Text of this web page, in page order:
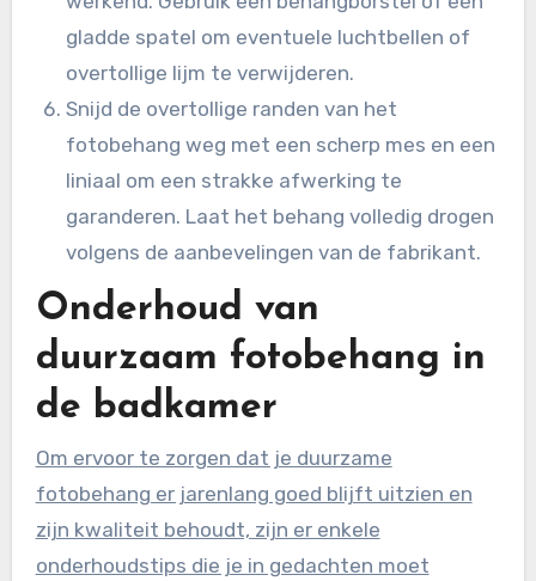
gladde spatel om eventuele luchtbellen of
overtollige lijm te verwijderen.
Snijd de overtollige randen van het
fotobehang weg met een scherp mes en een
liniaal om een strakke afwerking te
garanderen. Laat het behang volledig drogen
volgens de aanbevelingen van de fabrikant.
Onderhoud van
duurzaam fotobehang in
de badkamer
Om ervoor te zorgen dat je duurzame
fotobehang er jarenlang goed blijft uitzien en
zijn kwaliteit behoudt, zijn er enkele
onderhoudstips die je in gedachten moet